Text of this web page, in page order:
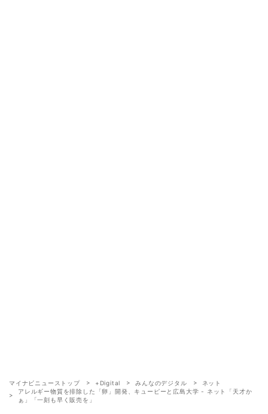
マイナビニューストップ +Digital みんなのデジタル
ネット
アレルギー物質を排除した「卵」開発、キューピーと広島大学 - ネット「天才か
ぁ」「一刻も早く販売を」